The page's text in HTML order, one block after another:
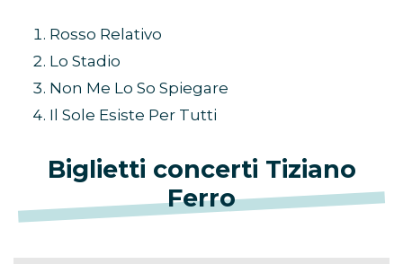
Rosso Relativo
Lo Stadio
Non Me Lo So Spiegare
Il Sole Esiste Per Tutti
Biglietti concerti Tiziano
Ferro